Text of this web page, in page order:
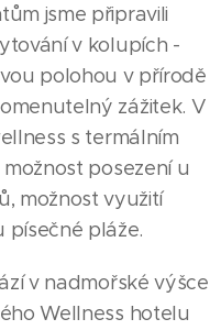
jsme připravili
v kolupích -
polohou v přírodě
zážitek. V
s termálním
posezení u
možnost využití
písečné pláže.
v nadmořské výšce
Wellness hotelu